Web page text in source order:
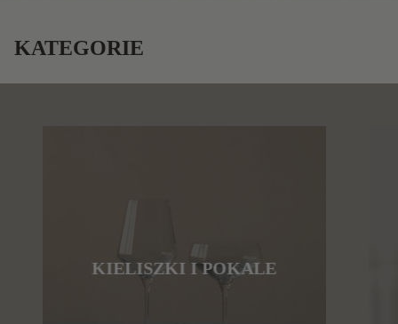
KATEGORIE
KIELISZKI I POKALE